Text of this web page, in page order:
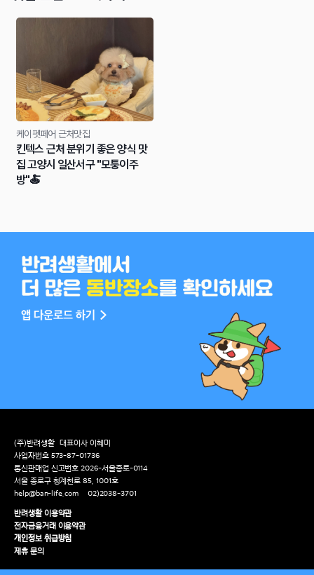
케이펫페어 근처맛집
킨텍스 근처 분위기 좋은 양식 맛
집 고양시 일산서구 "모퉁이주
방"🍝
(주)반려생활
대표이사 이혜미
사업자번호 573-87-01736
통신판매업 신고번호 2026-서울종로-0114
서울 종로구 청계천로 85, 1001호
help@ban-life.com
02)2038-3701
반려생활 이용약관
전자금융거래 이용약관
개인정보 취급방침
제휴 문의